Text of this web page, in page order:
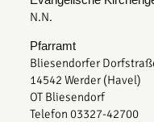
N.N.
Pfarramt
Bliesendorfer
14542 Werder (Havel)
OT Bliesendorf
Telefon 03327-42700